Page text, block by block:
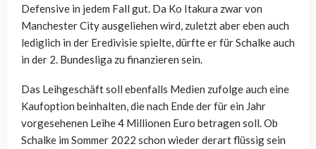
Defensive in jedem Fall gut. Da Ko Itakura zwar von
Manchester City ausgeliehen wird, zuletzt aber eben auch
lediglich in der Eredivisie spielte, dürfte er für Schalke auch
in der 2. Bundesliga zu finanzieren sein.
Das Leihgeschäft soll ebenfalls Medien zufolge auch eine
Kaufoption beinhalten, die nach Ende der für ein Jahr
vorgesehenen Leihe 4 Millionen Euro betragen soll. Ob
Schalke im Sommer 2022 schon wieder derart flüssig sein